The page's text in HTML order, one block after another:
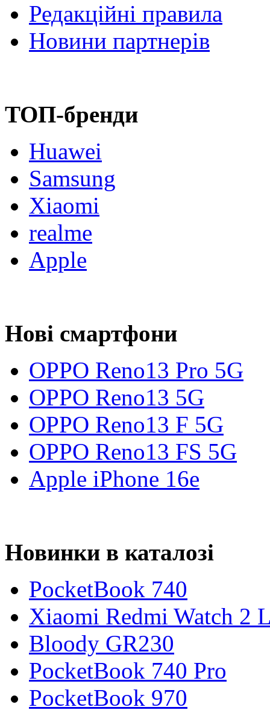
Редакційні правила
Новини партнерів
ТОП-бренди
Huawei
Samsung
Xiaomi
realme
Apple
Нові смартфони
OPPO Reno13 Pro 5G
OPPO Reno13 5G
OPPO Reno13 F 5G
OPPO Reno13 FS 5G
Apple iPhone 16e
Новинки в каталозі
PocketBook 740
Xiaomi Redmi Watch 2
Bloody GR230
PocketBook 740 Pro
PocketBook 970